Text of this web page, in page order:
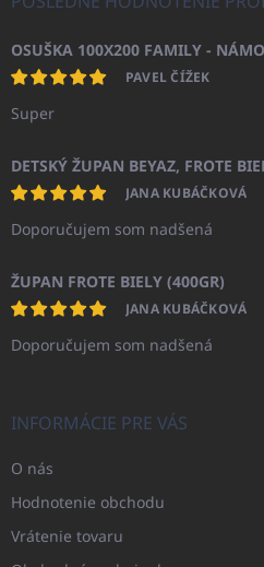
OSUŠKA 100X200 FAMILY -
PAVEL ČÍŽEK
Super
DETSKÝ ŽUPAN BEYAZ, FROTE
JANA KUBÁČKOVÁ
Doporučujem som nadšená
ŽUPAN FROTE BIELY (400GR)
JANA KUBÁČKOVÁ
Doporučujem som nadšená
INFORMÁCIE PRE VÁS
O nás
Hodnotenie obchodu
Vrátenie tovaru